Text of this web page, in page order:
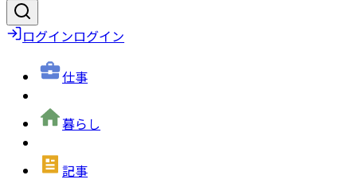
ログインログイン
仕事
暮らし
記事